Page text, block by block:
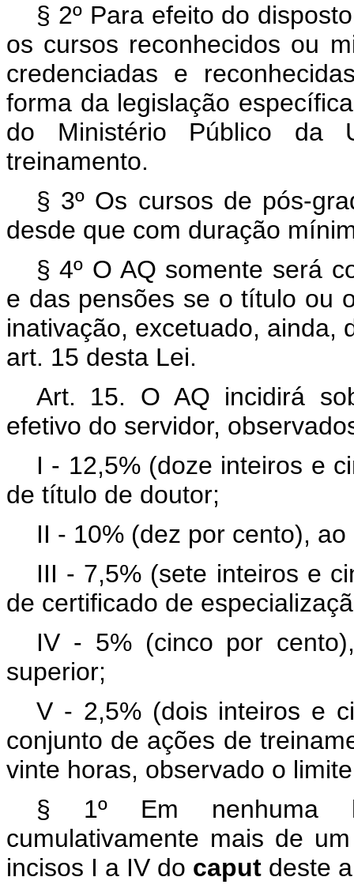
§ 2º Para efeito do
os cursos reconhecidos ou
credenciadas e
forma da legislação
do Ministério Público da
treinamento.
§ 3º Os cursos de pós-
desde que com duração
§ 4º O AQ somente será
e das pensões se o título ou
inativação, excetuado, ainda,
art. 15 desta Lei.
Art. 15. O AQ incidirá
efetivo do servidor,
I - 12,5% (doze inteiros e
de título de doutor;
II - 10% (dez por cento),
III - 7,5% (sete inteiros e
de certificado de
IV - 5% (cinco por
superior;
V - 2,5% (dois inteiros e
conjunto de ações de
vinte horas, observado o
§ 1º Em nenhuma
cumulativamente mais de
incisos I a IV do caput deste